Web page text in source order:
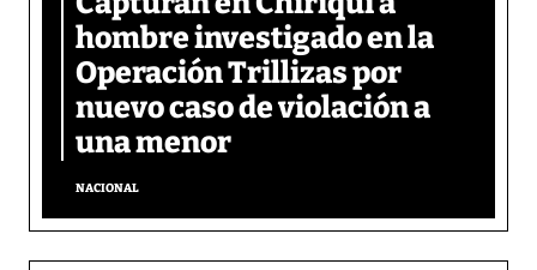
hombre investigado en la
Operación Trillizas por
nuevo caso de violación a
una menor
NACIONAL